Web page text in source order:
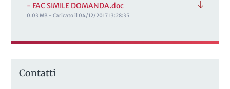
- FAC SIMILE DOMANDA.doc
0.03 MB - Caricato il 04/12/2017 13:28:35
Contatti